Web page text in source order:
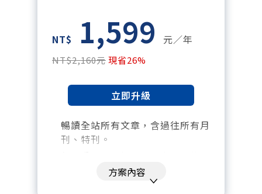
訂閱到期自動扣款。
每月下載編輯整理精華知識包。
訂閱專屬電子報：國際、金融、
科技趨勢報。
NT$ 1,599 元／年
NT$2,160元現省26%
立即升級
暢讀全站所有文章，含過往所有月
刊、特刊。​
訂閱到期自動扣款。
方案內容